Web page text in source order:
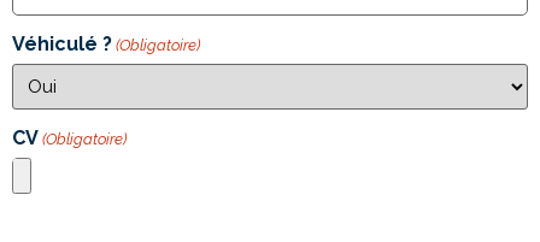
Véhiculé ? (Obligatoire)
CV (Obligatoire)